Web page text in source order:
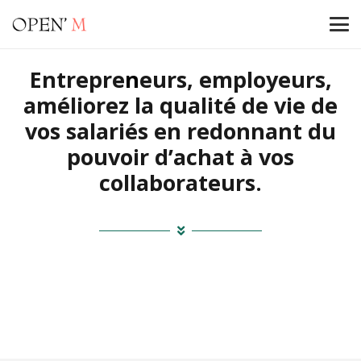
Entrepreneurs, employeurs,
améliorez la qualité de vie de
vos salariés en redonnant du
pouvoir d’achat à vos
collaborateurs.